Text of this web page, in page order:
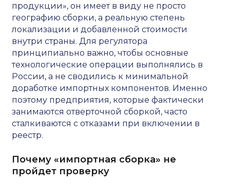
продукции», он имеет в виду не просто
географию сборки, а реальную степень
локализации и добавленной стоимости
внутри страны. Для регулятора
принципиально важно, чтобы основные
технологические операции выполнялись в
России, а не сводились к минимальной
доработке импортных компонентов. Именно
поэтому предприятия, которые фактически
занимаются отверточной сборкой, часто
сталкиваются с отказами при включении в
реестр.
Почему «импортная сборка» не
пройдет проверку